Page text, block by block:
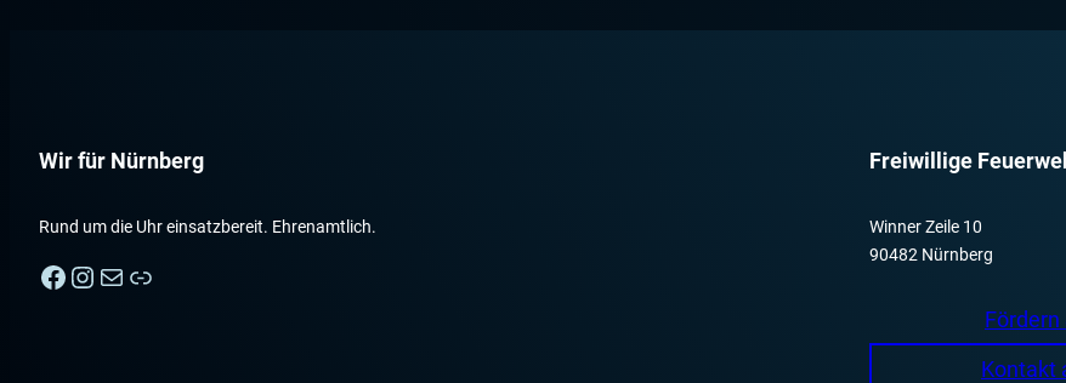
Wir für Nürnberg
Rund um die Uhr einsatzbereit. Ehrenamtlich.
Facebook Instagram E-Mail Nebenan
Freiwillige
Winner Zeile 10
90482 Nürnberg
Fördern
Kontakt